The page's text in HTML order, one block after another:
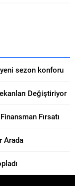
sezon konforu
Değiştiriyor
Fırsatı
Arada